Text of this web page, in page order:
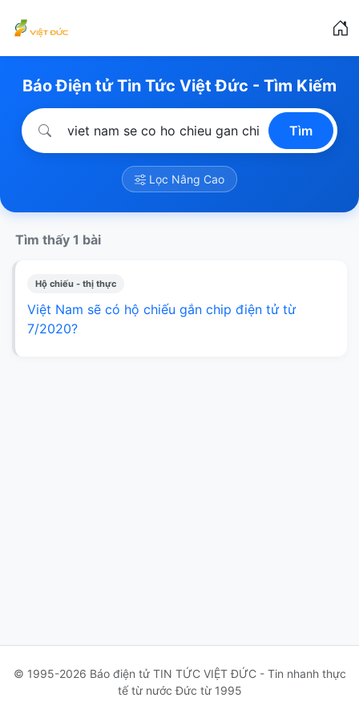
Báo Điện tử Tin Tức Việt Đức - Tìm Kiếm
Tìm
Lọc Nâng Cao
Tìm thấy 1 bài
Hộ chiếu - thị thực
Việt Nam sẽ có hộ chiếu gắn chip điện tử từ
7/2020?
© 1995-2026 Báo điện tử TIN TỨC VIỆT ĐỨC - Tin nhanh thực
tế từ nước Đức từ 1995